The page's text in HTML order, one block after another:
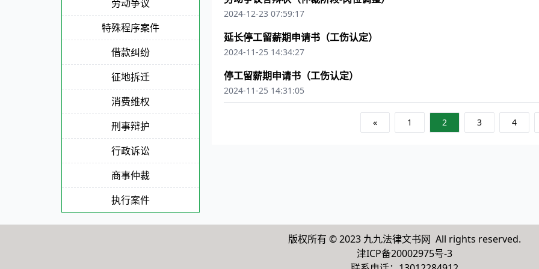
劳动争议
特殊程序案件
借款纠纷
征地拆迁
消费维权
刑事辩护
行政诉讼
商事仲裁
执行案件
2024-12-23 07:59:17
延长停工留薪期申请书（工伤认定）
2024-11-25 14:34:27
停工留薪期申请书（工伤认定）
2024-11-25 14:31:05
« 1 2 3 4
版权所有 © 2023 九九法律文书网 All rights reserved.
津ICP备20002975号-3